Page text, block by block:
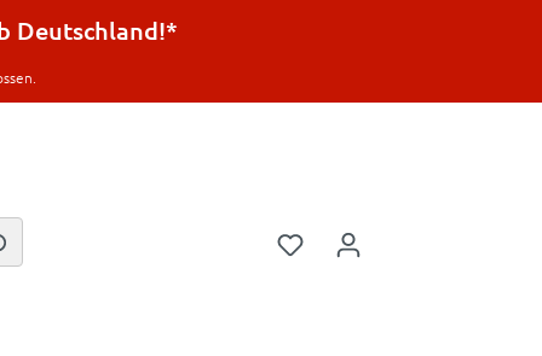
Deutschland!*